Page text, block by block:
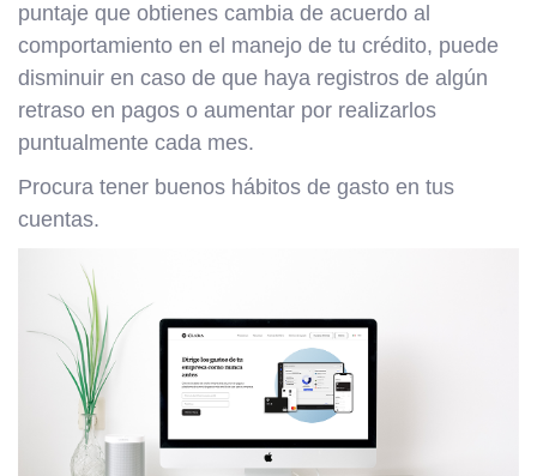
puntaje que obtienes cambia de acuerdo al
comportamiento en el manejo de tu crédito, puede
disminuir en caso de que haya registros de algún
retraso en pagos o aumentar por realizarlos
puntualmente cada mes.
Procura tener buenos hábitos de gasto en tus
cuentas.